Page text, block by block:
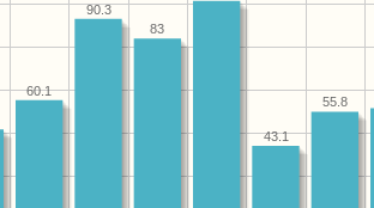
55.8
43.1
83
90.3
60.1